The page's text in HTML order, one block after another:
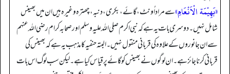
«بَهِيْمَة الْاَنْعَامِ»سے مراد اُونٹ، گائے، بکری، دنبہ، چھترہ وغیرہ ہیں ان میں بھینس
شامل نہیں۔ دوسری بات یہ ہے کہ نبی اکرم صلی اللہ علیہ وسلم اور صحابہ کرام رضی اللہ عنہم
سے ان جانوروں کے علاوہ کی قربانی منقول نہیں۔ البتہ حنفیہ کا مذہب یہ ہے کہ بھینس کی
قربانی کرنا جائز ہے۔ ان لوگوں نے بھینس کو گائے پر قیاس کیا ہے۔ لیکن سب لوگ اس بات